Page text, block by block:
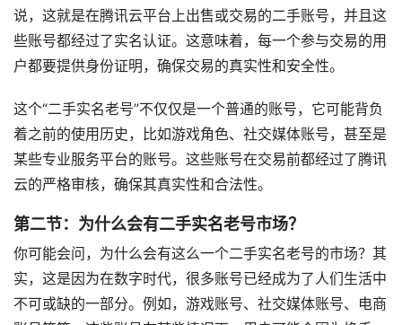
说，这就是在腾讯云平台上出售或交易的二手账号，并且这
些账号都经过了实名认证。这意味着，每一个参与交易的用
户都要提供身份证明，确保交易的真实性和安全性。
这个“二手实名老号”不仅仅是一个普通的账号，它可能背负
着之前的使用历史，比如游戏角色、社交媒体账号，甚至是
某些专业服务平台的账号。这些账号在交易前都经过了腾讯
云的严格审核，确保其真实性和合法性。
第二节：为什么会有二手实名老号市场？
你可能会问，为什么会有这么一个二手实名老号的市场？其
实，这是因为在数字时代，很多账号已经成为了人们生活中
不可或缺的一部分。例如，游戏账号、社交媒体账号、电商